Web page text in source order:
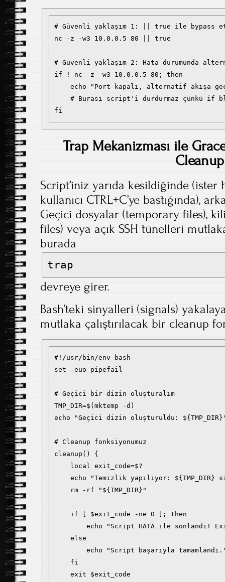
# Güvenli yaklaşım 1: || true ile bypass
nc -z -w3 10.0.0.5 80 || true
# Güvenli yaklaşım 2: Hata durumunda
if ! nc -z -w3 10.0.0.5 80; then
echo "Port kapalı, alternatif akışa
# Burası script'i durdurmaz çünkü if
Trap Mekanizması ile
Cleanup
Script’iniz yarıda kesildiğinde (ister
kullanıcı CTRL+C’ye bastığında),
Geçici dosyalar (temporary files),
files) veya açık SSH tünelleri
burada
trap
devreye girer.
Bash’teki sinyalleri (signals)
mutlaka çalıştırılacak bir cleanup
#!/usr/bin/env bash
set -euo pipefail
# Geçici bir dizin oluşturalım
TMP_DIR=$(mktemp -d)
echo "Geçici dizin oluşturuldu:
# Cleanup fonksiyonumuz
cleanup() {
    local exit_code=$?
echo "Temizlik yapılıyor: ${TMP_DIR}
    rm -rf "${TMP_DIR}"
    if [ $exit_code -ne 0 ]; then
echo "Script HATA ile sonlandı!
    else
echo "Script başarıyla
    fi
    exit $exit_code